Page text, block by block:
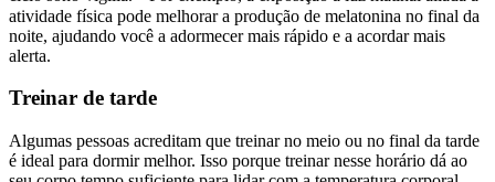
atividade física pode melhorar a produção de melatonina no final da
noite, ajudando você a adormecer mais rápido e a acordar mais
alerta.
Treinar de tarde
Algumas pessoas acreditam que treinar no meio ou no final da tarde
é ideal para dormir melhor. Isso porque treinar nesse horário dá ao